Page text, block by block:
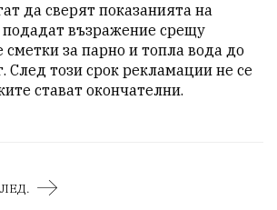
да сверят показанията на
възражение срещу
сметки за парно и топла вода до
След този срок рекламации не се
стават окончателни.